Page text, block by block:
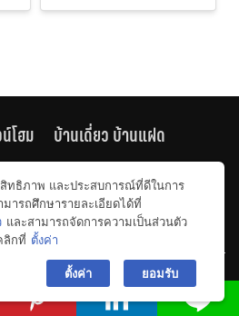
โฮม
บ้านเดี่ยว บ้านแฝด
า คอนโดติดรถไฟฟ้า
ดีเวลลอปเปอร์ วีดีโอรีวิว
ทธิภาพ และประสบการณ์ที่ดีในการ
ารถศึกษารายละเอียดได้ที่
และสามารถจัดการความเป็นส่วนตัว
ลิกที่ ตั้งค่า
ตั้งค่า ยอมรับ